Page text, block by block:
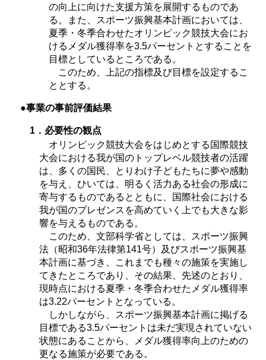
の向上に向けた支援方策を展開するものであ
る。また、スポーツ振興基本計画においては、
夏季・冬季合わせたオリンピック競技大会にお
けるメダル獲得率を3.5パーセントとすることを
目標としているところである。
このため、上記の指標及び目標を設定するこ
ととする。
●事業の事前評価結果
1．必要性の観点
オリンピック競技大会をはじめとする国際競技
大会における我が国のトップレベル競技者の活躍
は、多くの国民、とりわけ子どもたちに夢や感動
を与え、ひいては、明るく活力ある社会の形成に
寄与するものであるとともに、国際社会における
我が国のプレゼンスを高めていく上でも大きな影
響を与えるものである。
このため、文部科学省としては、スポーツ振興
法（昭和36年法律第141号）及びスポーツ振興基
本計画に基づき、これまでも種々の施策を実施し
てきたところであり、その結果、先述のとおり、
現時点における夏季・冬季合わせたメダル獲得率
は3.22パーセントとなっている。
しかしながら、スポーツ振興基本計画に掲げる
目標である3.5パーセントは未だ実現されていない
状態にあることから、メダル獲得率向上のための
更なる施策が必要である。